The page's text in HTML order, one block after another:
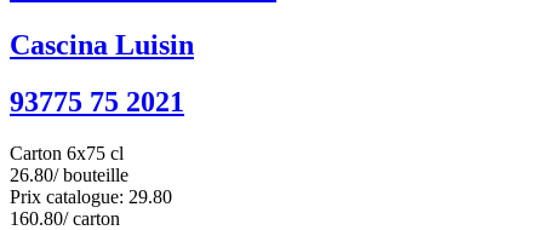
Cascina Luisin
93775 75 2021
Carton 6x75 cl
26.80/ bouteille
Prix catalogue: 29.80
160.80/ carton